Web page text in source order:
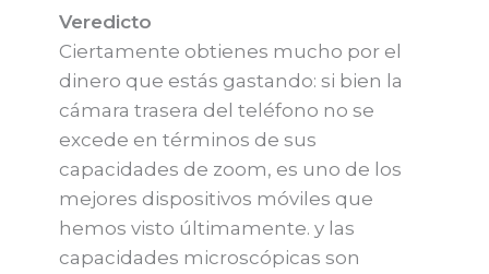
Veredicto
Ciertamente obtienes mucho por el
dinero que estás gastando: si bien la
cámara trasera del teléfono no se
excede en términos de sus
capacidades de zoom, es uno de los
mejores dispositivos móviles que
hemos visto últimamente. y las
capacidades microscópicas son